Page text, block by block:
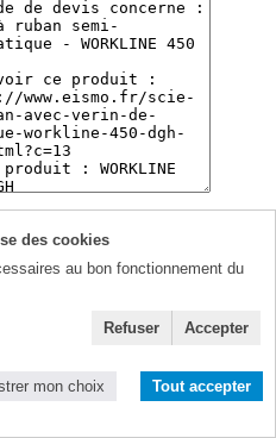
des informations et des
uniquement de votre part (je
des données personnelles
des cookies
au bon fonctionnement du
Refuser Accepter
mon choix Tout accepter